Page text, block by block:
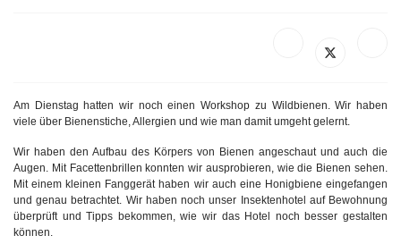
Am Dienstag hatten wir noch einen Workshop zu Wildbienen. Wir haben
viele über Bienenstiche, Allergien und wie man damit umgeht gelernt.
Wir haben den Aufbau des Körpers von Bienen angeschaut und auch die
Augen. Mit Facettenbrillen konnten wir ausprobieren, wie die Bienen sehen.
Mit einem kleinen Fanggerät haben wir auch eine Honigbiene eingefangen
und genau betrachtet. Wir haben noch unser Insektenhotel auf Bewohnung
überprüft und Tipps bekommen, wie wir das Hotel noch besser gestalten
können.